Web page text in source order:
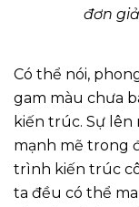
đơn
Có thể nói,
gam màu chưa
kiến trúc. Sự
mạnh mẽ trong
trình kiến trúc
ta đều có thể